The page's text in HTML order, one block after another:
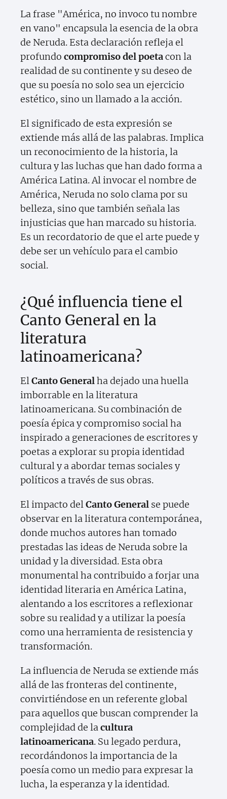
La frase "América, no invoco tu nombre
en vano" encapsula la esencia de la obra
de Neruda. Esta declaración refleja el
profundo compromiso del poetacon la
realidad de su continente y su deseo de
que su poesía no solo sea un ejercicio
estético, sino un llamado a la acción.
El significado de esta expresión se
extiende más allá de las palabras. Implica
un reconocimiento de la historia, la
cultura y las luchas que han dado forma a
América Latina. Al invocar el nombre de
América, Neruda no solo clama por su
belleza, sino que también señala las
injusticias que han marcado su historia.
Es un recordatorio de que el arte puede y
debe ser un vehículo para el cambio
social.
¿Qué influencia tiene el
Canto General en la
literatura
latinoamericana?
ElCanto Generalha dejado una huella
imborrable en la literatura
latinoamericana. Su combinación de
poesía épica y compromiso social ha
inspirado a generaciones de escritores y
poetas a explorar su propia identidad
cultural y a abordar temas sociales y
políticos a través de sus obras.
El impacto delCanto General se puede
observar en la literatura contemporánea,
donde muchos autores han tomado
prestadas las ideas de Neruda sobre la
unidad y la diversidad. Esta obra
monumental ha contribuido a forjar una
identidad literaria en América Latina,
alentando a los escritores a reflexionar
sobre su realidad y a utilizar la poesía
como una herramienta de resistencia y
transformación.
La influencia de Neruda se extiende más
allá de las fronteras del continente,
convirtiéndose en un referente global
para aquellos que buscan comprender la
complejidad de lacultura
latinoamericana. Su legado perdura,
recordándonos la importancia de la
poesía como un medio para expresar la
lucha, la esperanza y la identidad.